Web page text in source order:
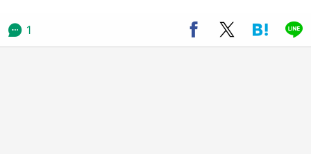
『薬屋のひとりごと』の〝舞〟の世界に入り込
む 六本木ヒルズ展望台でコラボ、本邦初公開
1